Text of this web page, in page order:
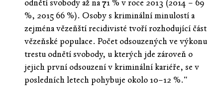
odnětí svobody až na 71 % v roce 2013 (2014 – 69
%, 2015 66 %). Osoby s kriminální minulostí a
zejména vězeňští recidivisté tvoří rozhodující část
vězeňské populace. Počet odsouzených ve výkonu
trestu odnětí svobody, u kterých jde zároveň o
jejich první odsouzení v kriminální kariéře, se v
posledních letech pohybuje okolo 10–12 %."